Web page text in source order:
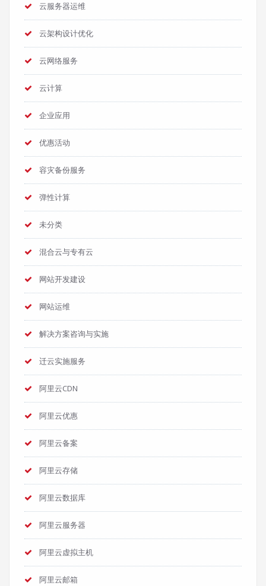
云服务器运维
云架构设计优化
云网络服务
云计算
企业应用
优惠活动
容灾备份服务
弹性计算
未分类
混合云与专有云
网站开发建设
网站运维
解决方案咨询与实施
迁云实施服务
阿里云CDN
阿里云优惠
阿里云备案
阿里云存储
阿里云数据库
阿里云服务器
阿里云虚拟主机
阿里云邮箱